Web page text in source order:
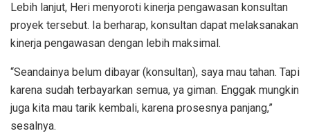
Lebih lanjut, Heri menyoroti kinerja pengawasan konsultan
proyek tersebut. Ia berharap, konsultan dapat melaksanakan
kinerja pengawasan dengan lebih maksimal.
“Seandainya belum dibayar (konsultan), saya mau tahan. Tapi
karena sudah terbayarkan semua, ya giman. Enggak mungkin
juga kita mau tarik kembali, karena prosesnya panjang,”
sesalnya.